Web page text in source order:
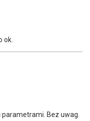
ok.
Bez uwag.